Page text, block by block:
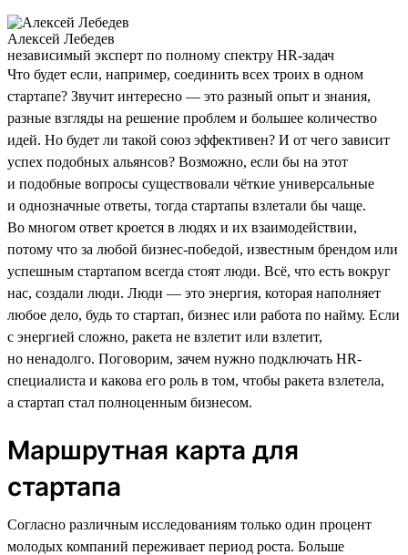
Алексей Лебедев
независимый эксперт по полному спектру HR-задач
Что будет если, например, соединить всех троих в одном
стартапе? Звучит интересно — это разный опыт и знания,
разные взгляды на решение проблем и большее количество
идей. Но будет ли такой союз эффективен? И от чего зависит
успех подобных альянсов? Возможно, если бы на этот
и подобные вопросы существовали чёткие универсальные
и однозначные ответы, тогда стартапы взлетали бы чаще.
Во многом ответ кроется в людях и их взаимодействии,
потому что за любой бизнес-победой, известным брендом или
успешным стартапом всегда стоят люди. Всё, что есть вокруг
нас, создали люди. Люди — это энергия, которая наполняет
любое дело, будь то стартап, бизнес или работа по найму. Если
с энергией сложно, ракета не взлетит или взлетит,
но ненадолго. Поговорим, зачем нужно подключать HR-
специалиста и какова его роль в том, чтобы ракета взлетела,
а стартап стал полноценным бизнесом.
Маршрутная карта для
стартапа
Согласно различным исследованиям только один процент
молодых компаний переживает период роста. Больше